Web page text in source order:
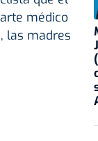
médico
las madres